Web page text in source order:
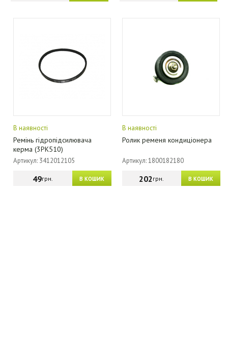
В наявності
Ремінь гідропідсилювача
керма (3РК510)
Артикул: 3412012105
В КОШИК
49грн.
В наявності
Ролик ременя кондиціонера
Артикул: 1800182180
В КОШИК
202грн.